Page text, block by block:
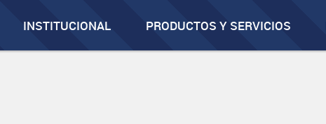
INSTITUCIONAL PRODUCTOS Y SERVICIOS